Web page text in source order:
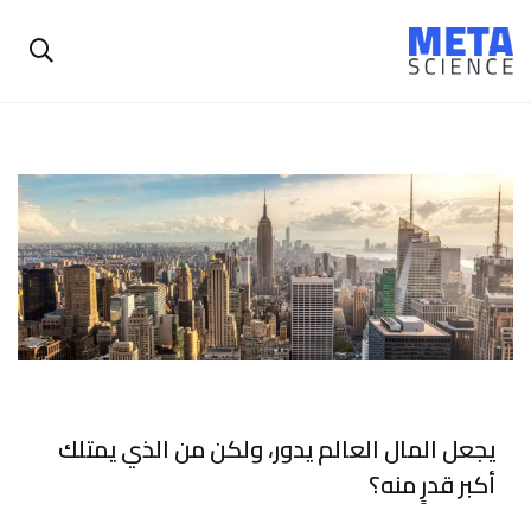
يجعل المال العالم يدور، ولكن من الذي يمتلك
أكبر قدرٍ منه؟